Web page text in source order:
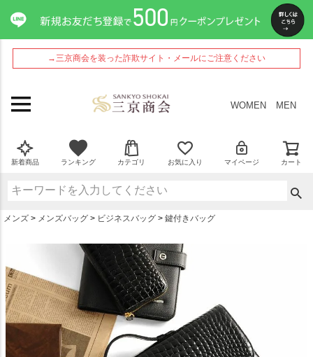
→三京商会を装った詐欺サイト・メールにご注意ください
WOMEN MEN
新着商品 ランキング カテゴリ お気に入り マイページ カート
メンズ メンズバッグ ビジネスバッグ 鍵付きバッグ
ペー
ジト
ップ
へ